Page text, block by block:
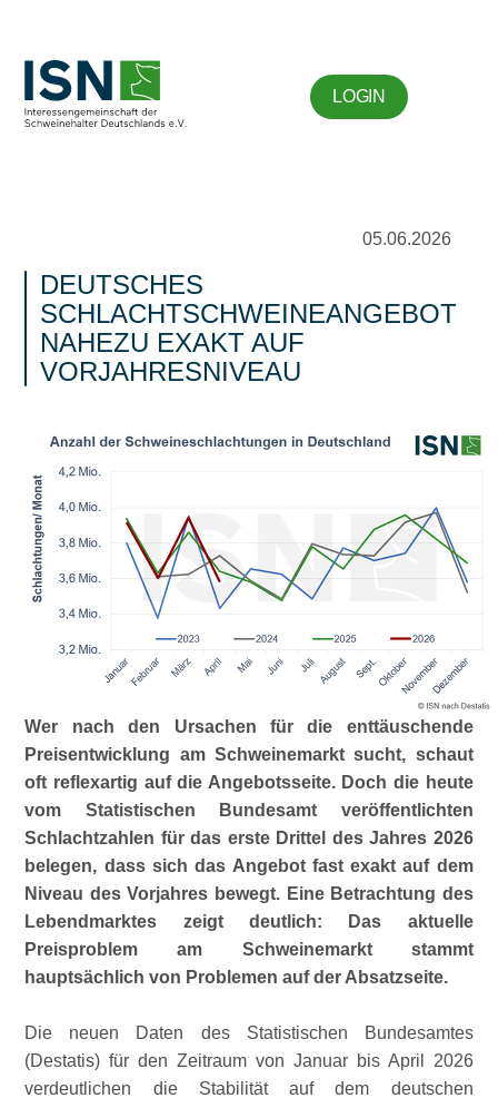
LOGIN
05.06.2026
DEUTSCHES
SCHLACHTSCHWEINEANGEBOT
NAHEZU EXAKT AUF
VORJAHRESNIVEAU
Wer nach den Ursachen für die enttäuschende
Preisentwicklung am Schweinemarkt sucht, schaut
oft reflexartig auf die Angebotsseite. Doch die heute
vom Statistischen Bundesamt veröffentlichten
Schlachtzahlen für das erste Drittel des Jahres 2026
belegen, dass sich das Angebot fast exakt auf dem
Niveau des Vorjahres bewegt. Eine Betrachtung des
Lebendmarktes zeigt deutlich: Das aktuelle
Preisproblem am Schweinemarkt stammt
hauptsächlich von Problemen auf der Absatzseite.
Die neuen Daten des Statistischen Bundesamtes
(Destatis) für den Zeitraum von Januar bis April 2026
verdeutlichen die Stabilität auf dem deutschen